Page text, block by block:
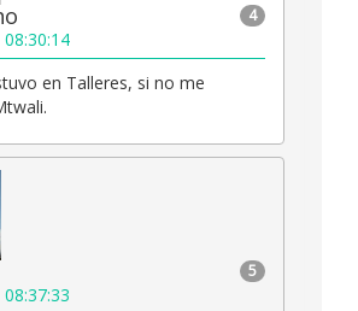
4
en Talleres, si no me
5